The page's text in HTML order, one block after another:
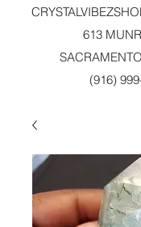
613
(916)